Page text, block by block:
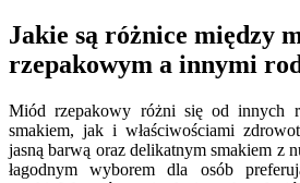
Jakie są różnice między
rzepakowym a innymi
Miód rzepakowy różni się od innych
smakiem, jak i właściwościami
jasną barwą oraz delikatnym smakiem z
łagodnym wyborem dla osób